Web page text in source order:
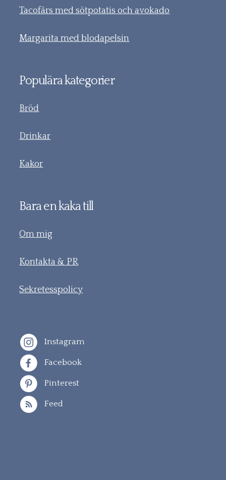
Tacofärs med sötpotatis och avokado
Margarita med blodapelsin
Populära kategorier
Bröd
Drinkar
Kakor
Bara en kaka till
Om mig
Kontakta & PR
Sekretesspolicy
Instagram
Facebook
Pinterest
Feed